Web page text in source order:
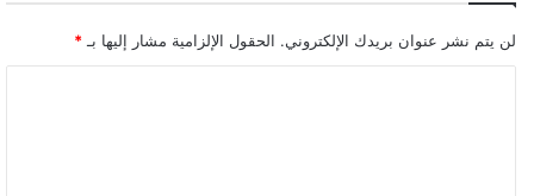
لن يتم نشر عنوان بريدك الإلكتروني. الحقول الإلزامية مشار إليها بـ *